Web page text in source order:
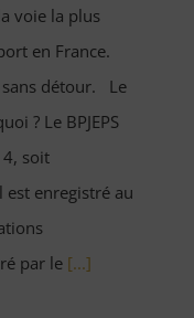
voie la plus
en France.
sans détour. Le
? Le BPJEPS
soit
enregistré au
par le [...]